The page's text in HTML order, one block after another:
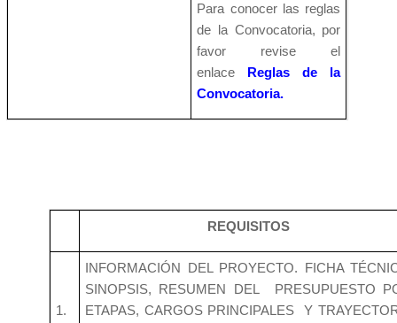
Para conocer las reglas
de la Convocatoria, por
favor revise el
enlace Reglas de la
Convocatoria.
REQUISITOS
1.
INFORMACIÓN DEL PROYECTO. FICHA
SINOPSIS, RESUMEN DEL PRESUPUESTO
ETAPAS, CARGOS PRINCIPALES Y